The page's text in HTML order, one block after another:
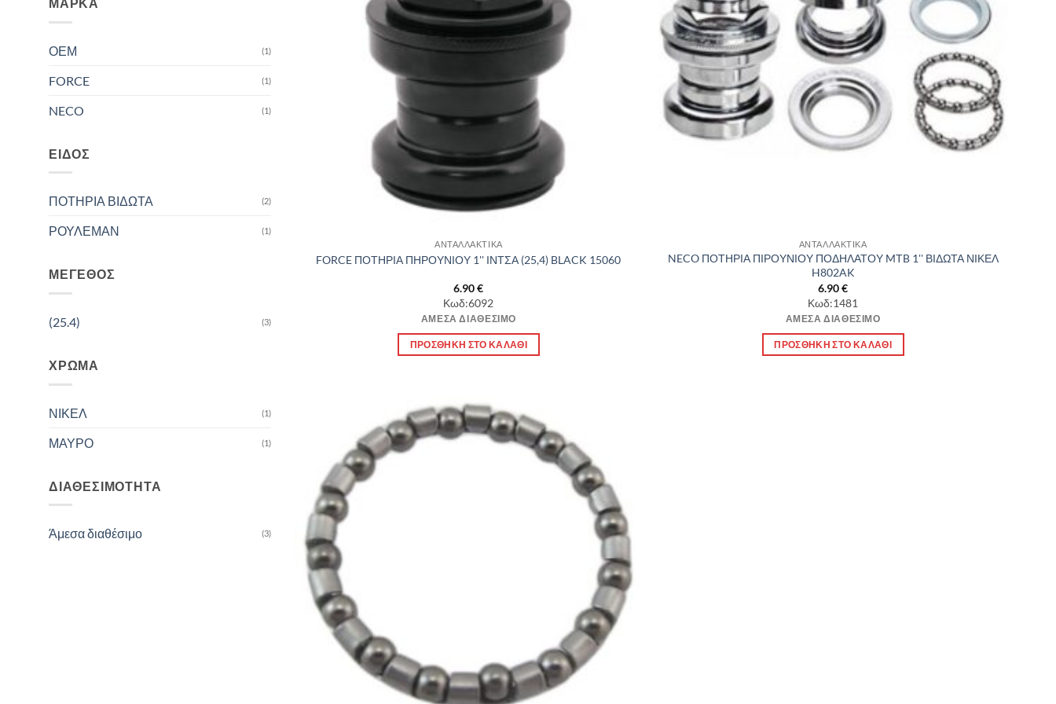
ΜΆΡΚΑ
ΟΕΜ (1)
FORCE (1)
NECO (1)
ΕΊΔΟΣ
ΠΟΤΗΡΙΑ ΒΙΔΩΤΑ (2)
ΡΟΥΛΕΜΑΝ (1)
ΜΈΓΕΘΟΣ
(25.4) (3)
ΧΡΏΜΑ
ΝΙΚΕΛ (1)
ΜΑΥΡΟ (1)
ΔΙΑΘΕΣΙΜΌΤΗΤΑ
Άμεσα διαθέσιμο (3)
ΑΝΤΑΛΛΑΚΤΙΚΑ
FORCE ΠΟΤΗΡΙΑ ΠΗΡΟΥΝΙΟΥ 1'' ΙΝΤΣΑ (25,4) BLACK 15060
6.90€
Κωδ:6092
ΆΜΕΣΑ ΔΙΑΘΈΣΙΜΟ
ΠΡΟΣΘΉΚΗ ΣΤΟ ΚΑΛΆΘΙ
ΑΝΤΑΛΛΑΚΤΙΚΑ
NECO ΠΟΤΗΡΙΑ ΠΙΡΟΥΝΙΟΥ ΠΟΔΗΛΑΤΟΥ MΤB 1'' ΒΙΔΩΤΑ ΝΙΚΕΛ
H802AK
6.90€
Κωδ:1481
ΆΜΕΣΑ ΔΙΑΘΈΣΙΜΟ
ΠΡΟΣΘΉΚΗ ΣΤΟ ΚΑΛΆΘΙ
επιθυμιών